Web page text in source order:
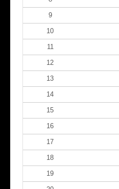
9
10
11
12
13
14
15
16
17
18
19